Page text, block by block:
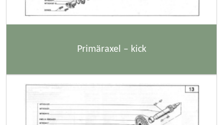
Primäraxel – kick